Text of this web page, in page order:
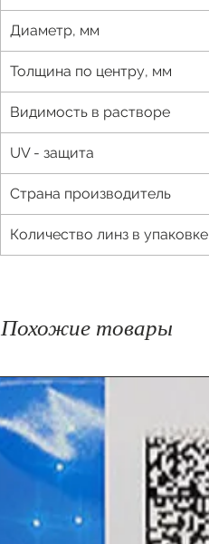
Диаметр, мм
Толщина по центру, мм
Видимость в растворе
UV - защита
Страна производитель
Количество линз в упаковке
Похожие товары